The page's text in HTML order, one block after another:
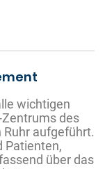
wichtigen
des
aufgeführt.
Patienten,
über das